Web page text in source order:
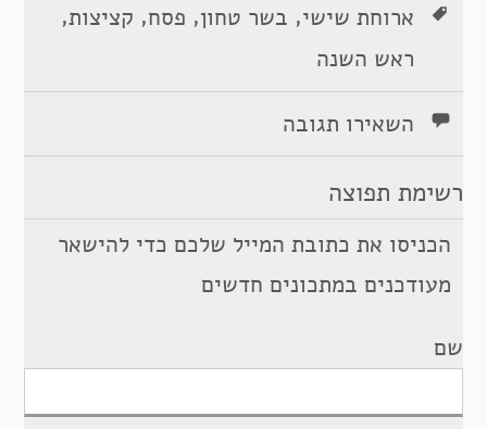
ארוחת שישי, בשר טחון, פסח, קציצות,
ראש השנה
השאירו תגובה
רשימת תפוצה
הכניסו את כתובת המייל שלכם כדי להישאר
מעודכנים במתכונים חדשים
שם